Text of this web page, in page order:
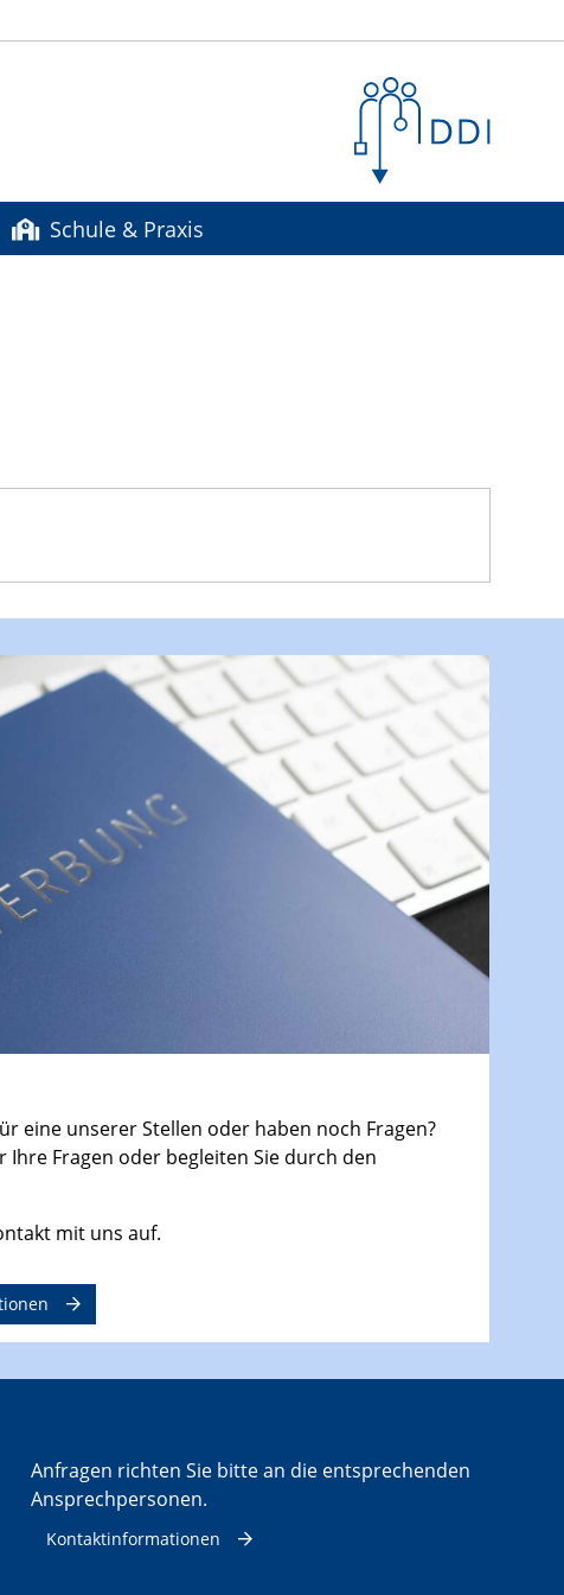
Schule & Praxis
eine unserer Stellen oder haben noch Fragen?
Fragen oder begleiten Sie durch den
mit uns auf.
Anfragen richten Sie bitte an die entsprechenden
Ansprechpersonen.
Kontaktinformationen